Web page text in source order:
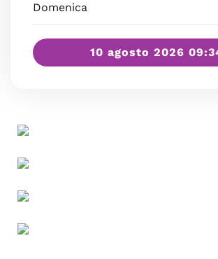
Domenica
10 agosto 2026